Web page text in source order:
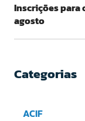
Inscrições para
agosto
Categorias
ACIF